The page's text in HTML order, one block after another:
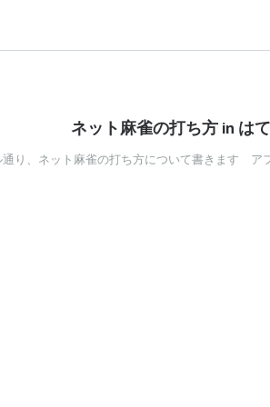
ネット麻雀の打ち方 in は
通り、ネット麻雀の打ち方について書きます ア